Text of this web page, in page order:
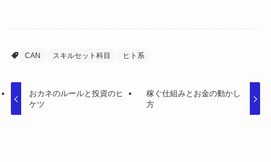
CAN スキルセット科目 ヒト系
おカネのルールと投資のヒ
ケツ
稼ぐ仕組みとお金の動かし
方